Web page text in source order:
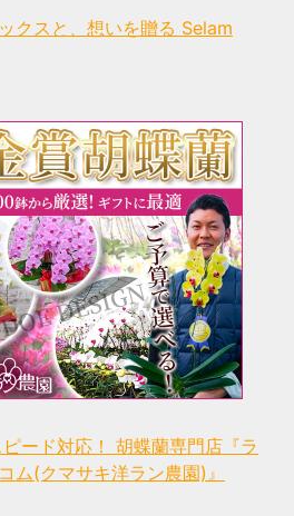
クスと、想いを贈る Selam
ード対応！ 胡蝶蘭専門店『ラ
ム(クマサキ洋ラン農園)』